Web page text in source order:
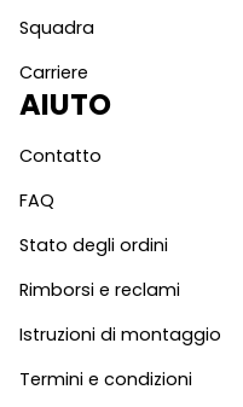
Squadra
Carriere
AIUTO
Contatto
FAQ
Stato degli ordini
Rimborsi e reclami
Istruzioni di montaggio
Termini e condizioni